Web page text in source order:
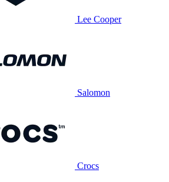
Lee Cooper
Salomon
Crocs